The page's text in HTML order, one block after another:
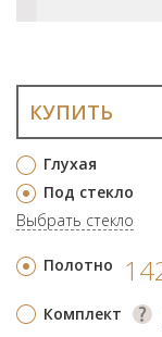
Глухая
Под стекло
Выбрать стекло
КУПИТЬ
Полотно
Комплект